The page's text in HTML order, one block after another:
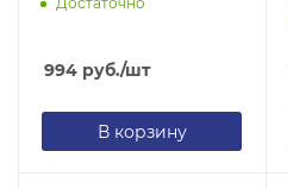
994 руб./шт
В корзину